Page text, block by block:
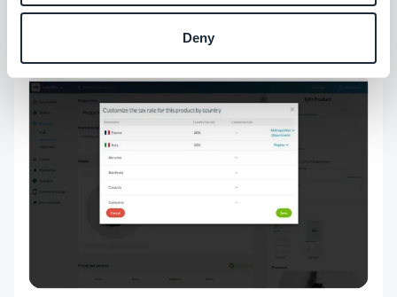
Deny
botellas de agua. Puedes configurar tus tipos